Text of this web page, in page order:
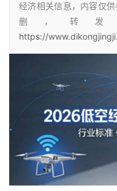
经济相关信息，内容仅
删，转发
https://